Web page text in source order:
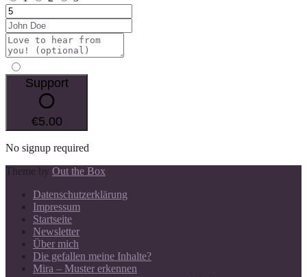
Support
€5.00
No signup required
Theme by Out the Box
Datenschutzerklärung
Impressum
Startseite
Newsletter
Über mich
Die gefallen meine Inhalte?
Mira – Muster erkennen